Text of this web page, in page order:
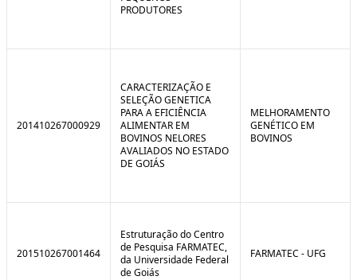
PRODUTORES
201410267000929
CARACTERIZAÇÃO E
SELEÇÃO GENETICA
PARA A EFICIÊNCIA
ALIMENTAR EM
BOVINOS NELORES
AVALIADOS NO ESTADO
DE GOIÁS
MELHORAMENTO
GENÉTICO EM
BOVINOS
201510267001464
Estruturação do Centro
de Pesquisa FARMATEC,
da Universidade Federal
de Goiás
FARMATEC - UFG